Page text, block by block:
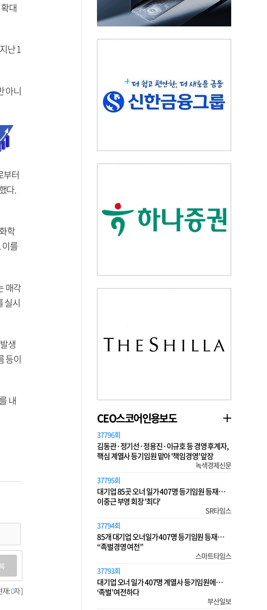
대
난 1
아니
부터
다.
학
를
매각
실시
생
등이
내
재:0자 ]
CEO스코어인용보도
37796회
김동관·정기선·정용진·이규호 등 경영 후계자,
핵심 계열사 등기임원 맡아 '책임경영' 앞장
녹색경제신문
37795회
대기업 85곳 오너 일가 407명 등기임원 등재…
이중근 부영 회장 '최다'
SR타임스
37794회
85개 대기업 오너일가 407명 등기임원 등재…
“족벌경영 여전”
스마트타임스
37793회
대기업 오너 일가 407명 계열사 등기임원에…
‘족벌’ 여전하다
부산일보